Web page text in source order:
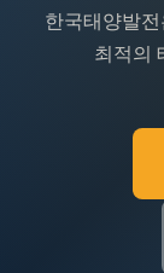
한국태양발
최적의